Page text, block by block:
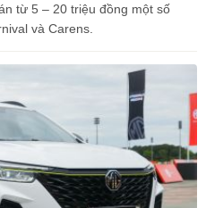
từ 5 – 20 triệu đồng một số
và Carens.